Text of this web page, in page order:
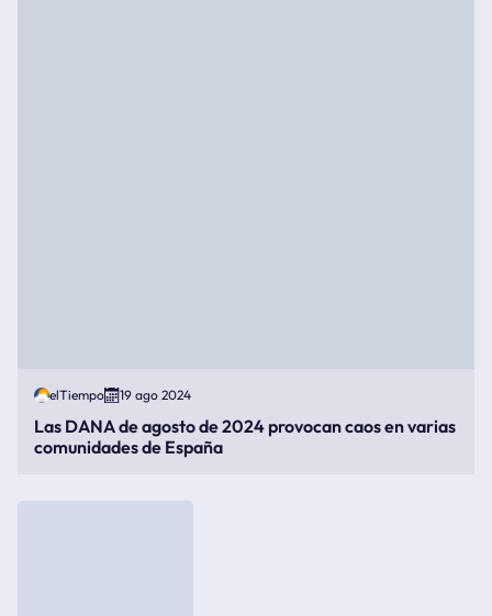
elTiempo 19 ago 2024
Las DANA de agosto de 2024 provocan caos en varias
comunidades de España